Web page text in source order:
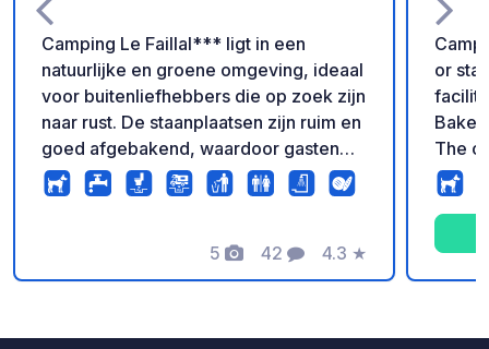
Camping Le Faillal*** ligt in een
natuurlijke en groene omgeving, ideaal
voor buitenliefhebbers die op zoek zijn
naar rust. De staanplaatsen zijn ruim en
goed afgebakend, waardoor gasten
privacy hebben en tegelijkertijd van de
omgeving kunnen genieten. Gasten
geopend is tijdens het hoogseizoen.
Afvoer van afvalwater is mogelijk bij
5
Foto's
42
Commentaren
4.3
Beoordeling
★
or
The
store.